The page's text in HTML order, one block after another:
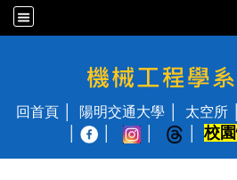
國立陽明交通大學
回首頁 陽明交通大學 太空所
校